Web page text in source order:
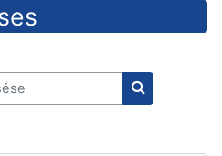
Tantárgyak